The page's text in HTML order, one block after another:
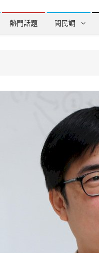
熱門話題 閱民調